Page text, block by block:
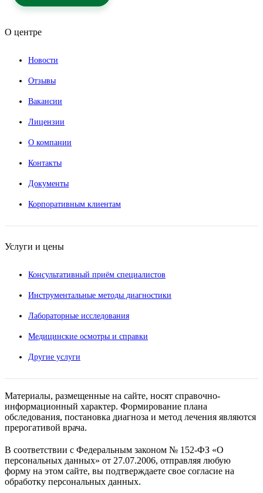
О центре
Новости
Отзывы
Вакансии
Лицензии
О компании
Контакты
Документы
Корпоративным клиентам
Услуги и цены
Консультативный приём специалистов
Инструментальные методы диагностики
Лабораторные исследования
Медицинские осмотры и справки
Другие услуги
Материалы, размещенные на сайте, носят справочно-
информационный характер. Формирование плана
обследования, постановка диагноза и метод лечения являются
прерогативой врача.
В соответствии с Федеральным законом № 152-ФЗ «О
персональных данных» от 27.07.2006, отправляя любую
форму на этом сайте, вы подтверждаете свое согласие на
обработку персональных данных.